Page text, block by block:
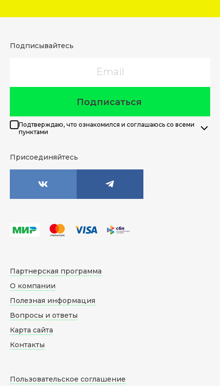
Подписывайтесь
Подписаться
Подтверждаю, что ознакомился и соглашаюсь со всеми
пунктами
Присоединяйтесь
Партнерская программа
О компании
Полезная информация
Вопросы и ответы
Карта сайта
Контакты
Пользовательское соглашение